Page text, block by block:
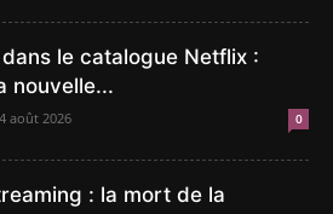
le catalogue Netflix :
nouvelle...
4 août 2026 0
: la mort de la